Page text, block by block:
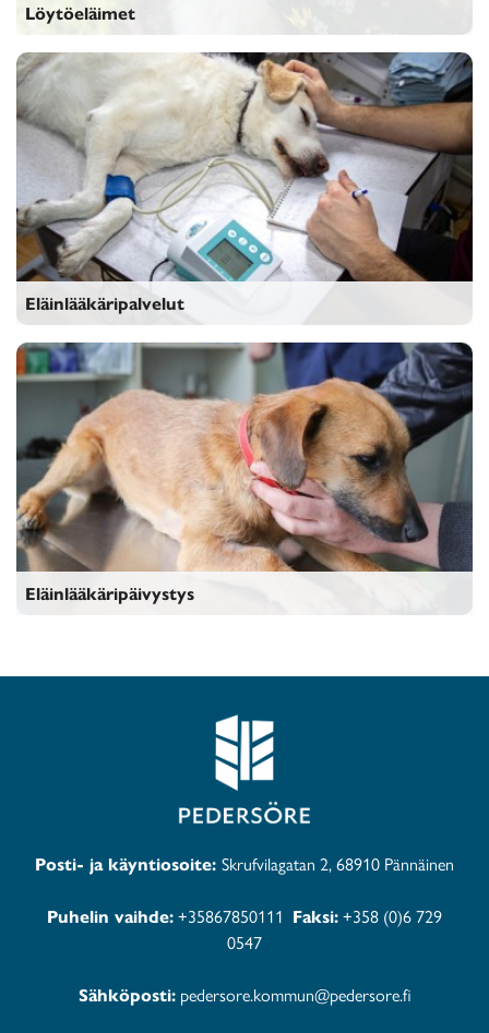
Löytöeläimet
Eläinlääkäripalvelut
Eläinlääkäripäivystys
Posti- ja käyntiosoite: Skrufvilagatan 2, 68910 Pännäinen
Puhelin vaihde:+35867850111 Faksi:+358 (0)6 729
0547
Sähköposti: pedersore.kommun@pedersore.fi